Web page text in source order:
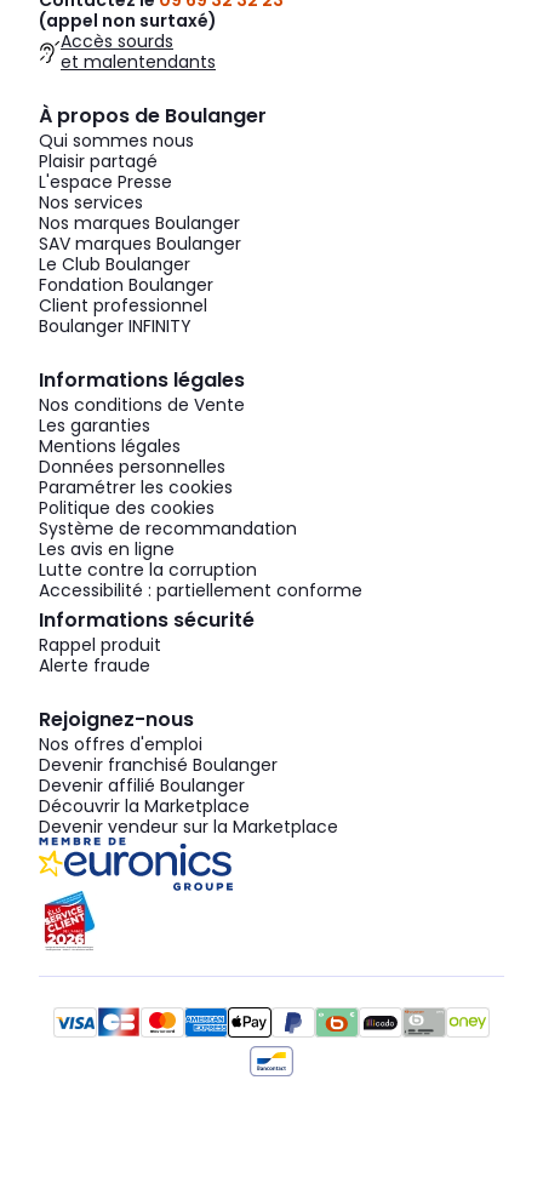
(appel non surtaxé)
Accès sourds
et malentendants
À propos de Boulanger
Qui sommes nous
Plaisir partagé
L'espace Presse
Nos services
Nos marques Boulanger
SAV marques Boulanger
Le Club Boulanger
Fondation Boulanger
Client professionnel
Boulanger INFINITY
Informations légales
Nos conditions de Vente
Les garanties
Mentions légales
Données personnelles
Paramétrer les cookies
Politique des cookies
Système de recommandation
Les avis en ligne
Lutte contre la corruption
Accessibilité : partiellement conforme
Informations sécurité
Rappel produit
Alerte fraude
Rejoignez-nous
Nos offres d'emploi
Devenir franchisé Boulanger
Devenir affilié Boulanger
Découvrir la Marketplace
Devenir vendeur sur la Marketplace